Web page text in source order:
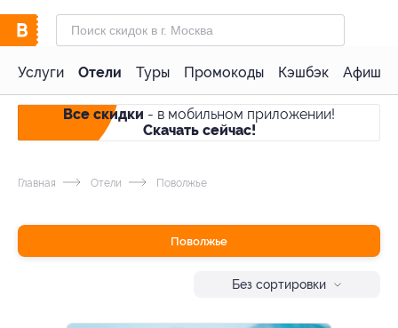
Услуги Отели Туры Промокоды Кэшбэк Афиша
Все скидки - в мобильном приложении!
Скачать сейчас!
Главная Отели Поволжье
Поволжье
Без сортировки